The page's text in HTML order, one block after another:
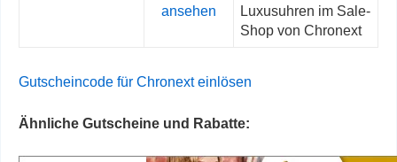
ansehen
Luxusuhren im Sale-
Shop von Chronext
Gutscheincode für Chronext einlösen
Ähnliche Gutscheine und Rabatte: